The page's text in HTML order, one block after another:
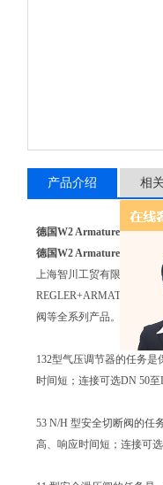
产品介绍 相
德国W2 Armaturen截止阀
德国W2 Armaturen截止阀
上海智川工贸有限公司供
REGLER+ARMATUREN切
阀等全系列产品。
132型气压调节器的任务
时间短；连接可选DN 50
53 N/H 型安全切断阀的任
高、响应时间短；连接可